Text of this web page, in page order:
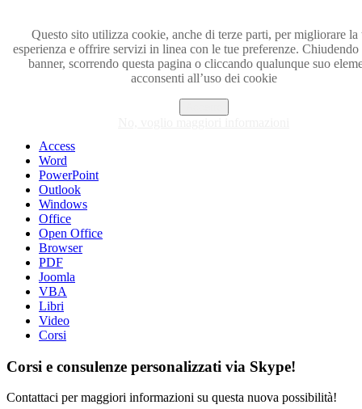
Questo sito utilizza cookie, anche di terze parti, per migliorare la
esperienza e offrire servizi in linea con le tue preferenze. Chiudendo
banner, scorrendo questa pagina o cliccando qualunque suo
acconsenti all’uso dei cookie
Visita i forum di SOS-OFFICE
Access
Word
PowerPoint
Outlook
Windows
Office
Open Office
Browser
PDF
Joomla
VBA
Libri
Video
Corsi
Corsi e consulenze personalizzati via Skype!
Contattaci per maggiori informazioni su questa nuova possibilità!